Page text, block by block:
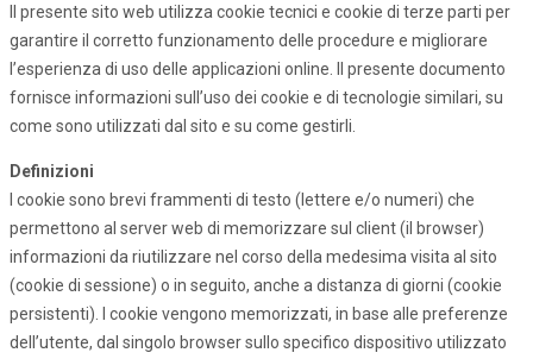
Il presente sito web utilizza cookie tecnici e cookie di terze parti per
garantire il corretto funzionamento delle procedure e migliorare
l’esperienza di uso delle applicazioni online. Il presente documento
fornisce informazioni sull’uso dei cookie e di tecnologie similari, su
come sono utilizzati dal sito e su come gestirli.
Definizioni
I cookie sono brevi frammenti di testo (lettere e/o numeri) che
permettono al server web di memorizzare sul client (il browser)
informazioni da riutilizzare nel corso della medesima visita al sito
(cookie di sessione) o in seguito, anche a distanza di giorni (cookie
persistenti). I cookie vengono memorizzati, in base alle preferenze
dell’utente, dal singolo browser sullo specifico dispositivo utilizzato